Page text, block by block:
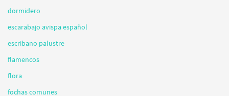
dormidero
escarabajo avispa español
escribano palustre
flamencos
flora
fochas comunes